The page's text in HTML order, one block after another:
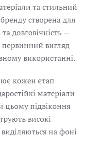
та стильний
створена для
довговічність —
первинний вигляд
використанні.
кожен етап
матеріали
цьому підвіконня
високі
на фоні